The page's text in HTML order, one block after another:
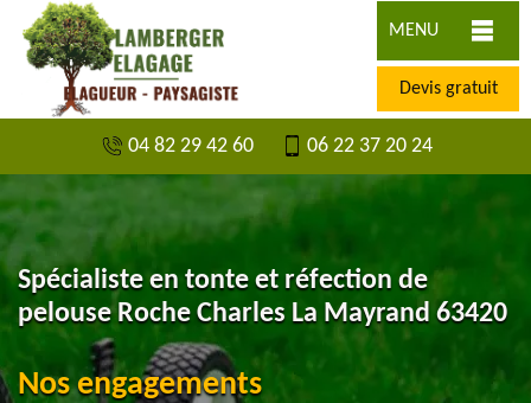
MENU
Devis gratuit
04 82 29 42 60 06 22 37 20 24
Spécialiste en tonte et réfection de
pelouse Roche Charles La Mayrand 63420
Nos engagements